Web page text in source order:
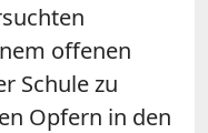
offenen
Schule zu
Opfern in den